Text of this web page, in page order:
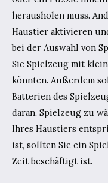
herausholen muss.
Haustier aktivieren
bei der Auswahl von
Sie Spielzeug mit
könnten. Außerdem
Batterien des
daran, Spielzeug zu
Ihres Haustiers
ist, sollten Sie ein
Zeit beschäftigt ist.